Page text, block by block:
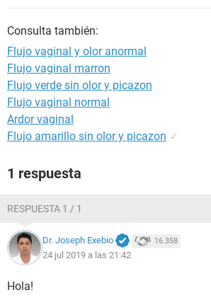
Consulta también:
Flujo vaginal y olor anormal
Flujo vaginal marron
Flujo verde sin olor y picazon
Flujo vaginal normal
Ardor vaginal
Flujo amarillo sin olor y picazon ✓
1 respuesta
RESPUESTA 1 / 1
Dr. Joseph Exebio 16.358
24 jul 2019 a las 21:42
Hola!